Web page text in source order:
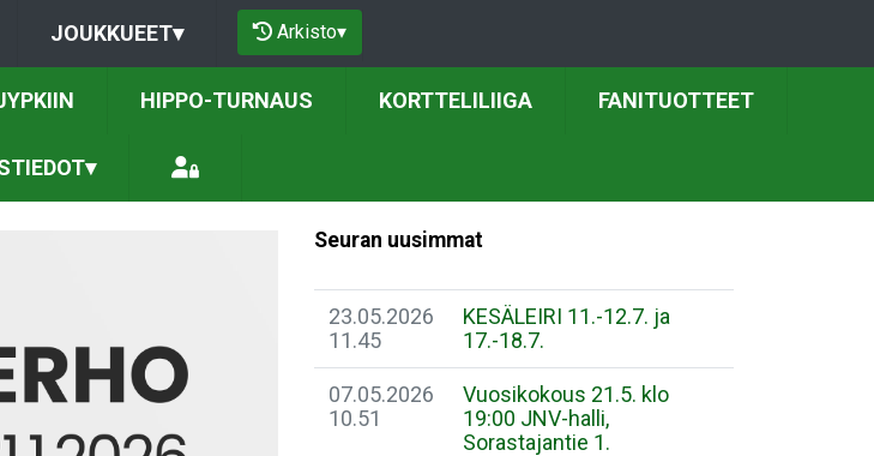
JOUKKUEET▾ Arkisto▾
HIPPO-TURNAUS KORTTELILIIGA FANITUOTTEET
▾
Seuran uusimmat
23.05.2026
11.45
KESÄLEIRI 11.-12.7. ja
17.-18.7.
07.05.2026
10.51
Vuosikokous 21.5. klo
19:00 JNV-halli,
Sorastajantie 1.